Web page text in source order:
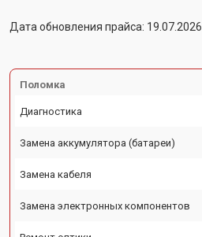
Дата обновления прайса: 19.07.2026
Поломка
Диагностика
Замена аккумулятора (батареи)
Замена кабеля
Замена электронных компонентов